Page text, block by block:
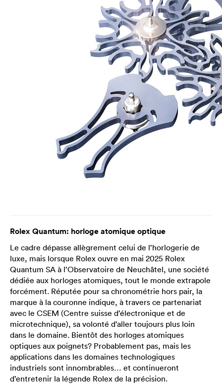
Rolex Quantum: horloge atomique optique
Le cadre dépasse allègrement celui de l’horlogerie de
luxe, mais lorsque Rolex ouvre en mai 2025 Rolex
Quantum SA à l’Observatoire de Neuchâtel, une société
dédiée aux horloges atomiques, tout le monde extrapole
forcément. Réputée pour sa chronométrie hors pair, la
marque à la couronne indique, à travers ce partenariat
avec le CSEM (Centre suisse d’électronique et de
microtechnique), sa volonté d’aller toujours plus loin
dans le domaine. Bientôt des horloges atomiques
optiques aux poignets? Probablement pas, mais les
applications dans les domaines technologiques
industriels sont innombrables… et continueront
d’entretenir la légende Rolex de la précision.